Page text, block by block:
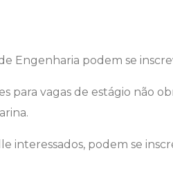
Engenharia podem se
para vagas de estágio não
interessados, podem se